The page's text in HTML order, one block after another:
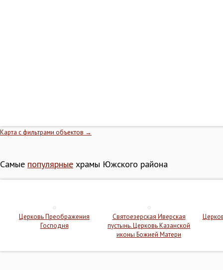
Карта с фильтрами объектов →
Самые популярные храмы Южского района
Церковь Преображения
Господня
Святоезерская Иверская
пустынь. Церковь Казанской
иконы Божией Матери